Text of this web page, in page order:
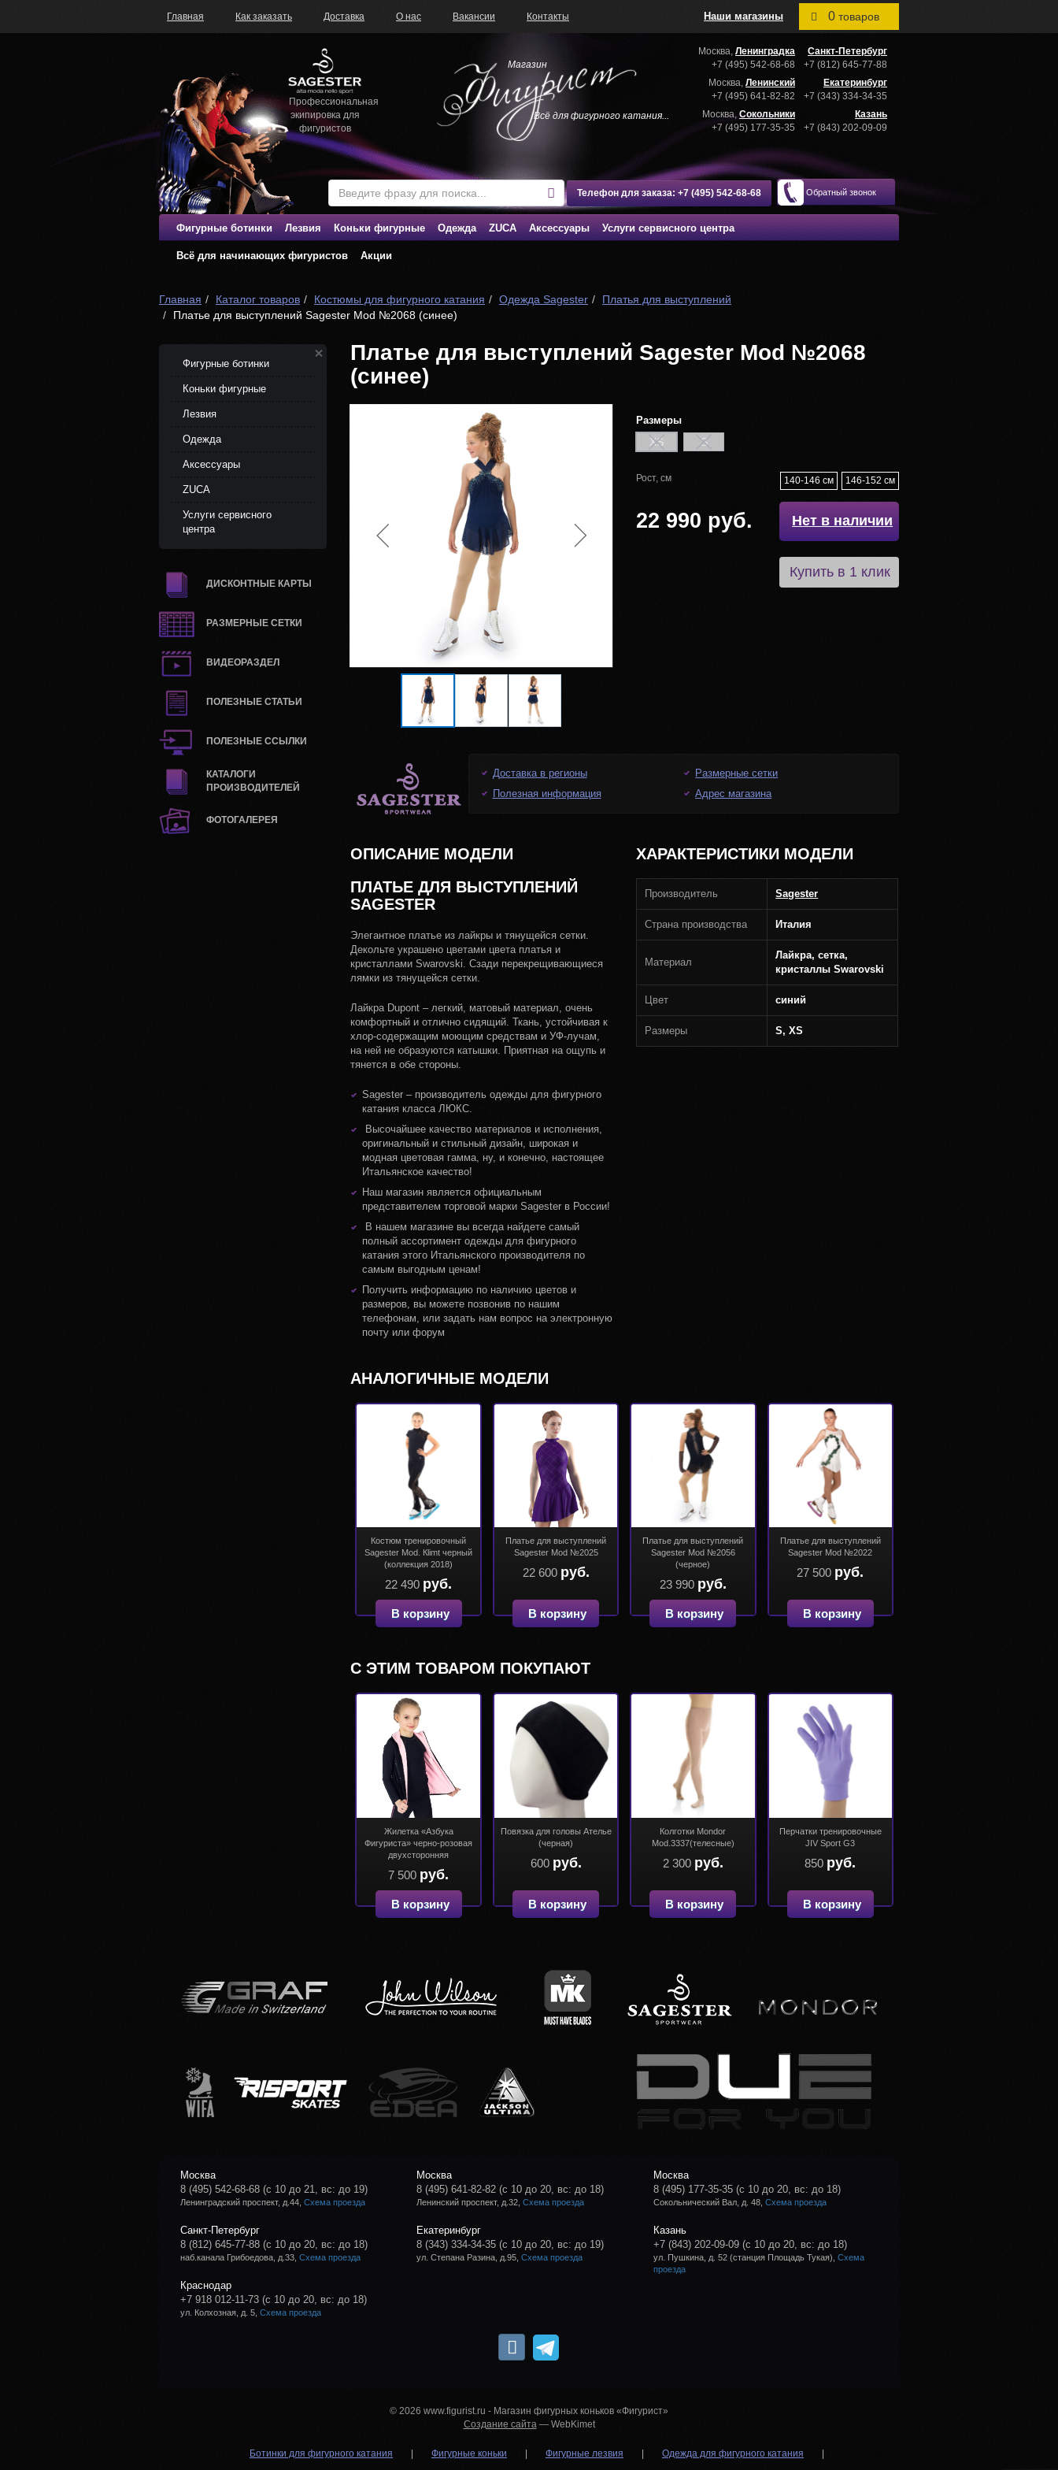
Главная Как заказать Доставка О нас Вакансии Контакты 0 товаров
Наши магазины
Профессиональная
экипировка для
фигуристов
Магазин
Всё для фигурного катания...
Телефон для заказа: +7 (495) 542-68-68
Москва, Ленинградка
+7 (495) 542-68-68
Москва, Ленинский
+7 (495) 641-82-82
Москва, Сокольники
+7 (495) 177-35-35
Санкт-Петербург
+7 (812) 645-77-88
Екатеринбург
+7 (343) 334-34-35
Казань
+7 (843) 202-09-09
Обратный звонок
Фигурные ботинки Лезвия Коньки фигурные Одежда ZUCA Аксессуары Услуги сервисного центра
Всё для начинающих фигуристов Акции
Главная Каталог товаров Костюмы для фигурного катания Одежда Sagester
Платья для выступлений
Платье для выступлений Sagester Mod №2068 (синее)
Фигурные ботинки
Коньки фигурные
Лезвия
Одежда
Аксессуары
ZUCA
Услуги сервисного
центра
ДИСКОНТНЫЕ КАРТЫ
РАЗМЕРНЫЕ СЕТКИ
ВИДЕОРАЗДЕЛ
ПОЛЕЗНЫЕ СТАТЬИ
ПОЛЕЗНЫЕ ССЫЛКИ
КАТАЛОГИ
ПРОИЗВОДИТЕЛЕЙ
ФОТОГАЛЕРЕЯ
Платье для выступлений Sagester Mod №2068
(синее)
Размеры
XS S
Рост, см 140-146 см 146-152 см
22 990 руб. Нет в наличии
Купить в 1 клик
Доставка в регионы
Размерные сетки
Полезная информация
Адрес магазина
ОПИСАНИЕ МОДЕЛИ
ПЛАТЬЕ ДЛЯ ВЫСТУПЛЕНИЙ
SAGESTER
Элегантное платье из лайкры и тянущейся сетки.
Декольте украшено цветами цвета платья и
кристаллами Swarovski. Сзади перекрещивающиеся
лямки из тянущейся сетки.
Лайкра Dupont – легкий, матовый материал, очень
комфортный и отлично сидящий. Ткань, устойчивая к
хлор-содержащим моющим средствам и УФ-лучам,
на ней не образуются катышки. Приятная на ощупь и
тянется в обе стороны.
Sagester – производитель одежды для фигурного
катания класса ЛЮКС.
Высочайшее качество материалов и исполнения,
оригинальный и стильный дизайн, широкая и
модная цветовая гамма, ну, и конечно, настоящее
Итальянское качество!
Наш магазин является официальным
представителем торговой марки Sagester в России!
В нашем магазине вы всегда найдете самый
полный ассортимент одежды для фигурного
катания этого Итальянского производителя по
самым выгодным ценам!
Получить информацию по наличию цветов и
размеров, вы можете позвонив по нашим
телефонам, или задать нам вопрос на электронную
почту или форум
ХАРАКТЕРИСТИКИ МОДЕЛИ
Производитель Sagester
Страна производства Италия
Материал
Лайкра, сетка,
кристаллы Swarovski
Цвет синий
Размеры S, XS
АНАЛОГИЧНЫЕ МОДЕЛИ
Костюм тренировочный
Sagester Mod. Кlimt черный
(коллекция 2018)
22 490 руб.
В корзину
Платье для выступлений
Sagester Mod №2025
22 600 руб.
В корзину
Платье для выступлений
Sagester Mod №2056
(черное)
23 990 руб.
В корзину
Платье для выступлений
Sagester Mod №2022
27 500 руб.
В корзину
С ЭТИМ ТОВАРОМ ПОКУПАЮТ
Жилетка «Азбука
Фигуриста» черно-розовая
двухсторонняя
7 500 руб.
В корзину
Повязка для головы Ателье
(черная)
600 руб.
В корзину
Колготки Mondor
Mod.3337(телесные)
2 300 руб.
В корзину
Перчатки тренировочные
JIV Sport G3
850 руб.
В корзину
Москва
8 (495) 542-68-68 (с 10 до 21, вс: до 19)
Ленинградский проспект, д.44, Схема проезда
Москва
8 (495) 641-82-82 (с 10 до 20, вс: до 18)
Ленинский проспект, д.32,Схема проезда
Москва
8 (495) 177-35-35 (с 10 до 20, вс: до 18)
Сокольнический Вал, д. 48, Схема проезда
Санкт-Петербург
8 (812) 645-77-88 (с 10 до 20, вс: до 18)
наб.канала Грибоедова, д.33, Схема проезда
Екатеринбург
8 (343) 334-34-35 (с 10 до 20, вс: до 19)
ул. Степана Разина, д.95,Схема проезда
Казань
+7 (843) 202-09-09 (с 10 до 20, вс: до 18)
ул. Пушкина, д. 52 (станция Площадь Тукая), Схема
проезда
Краснодар
+7 918 012-11-73 (с 10 до 20, вс: до 18)
ул. Колхозная, д. 5, Схема проезда
© 2026 www.figurist.ru - Магазин фигурных коньков «Фигурист»
Создание сайта — WebKimet
Ботинки для фигурного катания | Фигурные коньки | Фигурные лезвия | Одежда для фигурного катания |